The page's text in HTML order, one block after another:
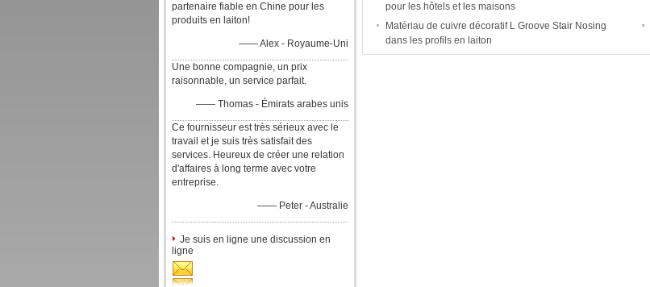
partenaire fiable en Chine pour les
produits en laiton!
—— Alex - Royaume-Uni
Une bonne compagnie, un prix
raisonnable, un service parfait.
—— Thomas - Émirats arabes unis
Ce fournisseur est très sérieux avec le
travail et je suis très satisfait des
services. Heureux de créer une relation
d'affaires à long terme avec votre
entreprise.
—— Peter - Australie
Je suis en ligne une discussion en
ligne
pour les hôtels et les maisons
Matériau de cuivre décoratif L Groove Stair Nosing
dans les profils en laiton